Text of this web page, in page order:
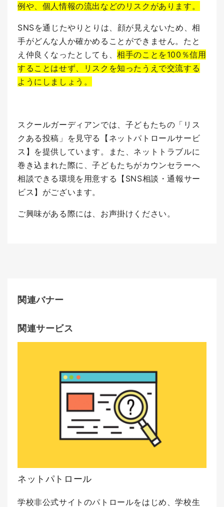
例や、個人情報の流出などのリスクがあります 。
SNSを通じたやりとりは、顔が見えないため、相
手がどんな人か確かめることができません。たと
え仲良くなったとしても、相手のことを100％信用
することはせず、リスクを知ったうえで交流する
ようにしましょう。
スクールガーディアンでは、子どもたちの「リス
クある投稿」を見守る【ネットパトロールサービ
ス】を提供しています。
また、ネットトラブルに
巻き込まれた際に、子どもたちがカウンセラーへ
相談できる環境を用意する【SNS相談・通報サー
ビス】がございます。
ご興味がある際には、お声掛けください。
関連バナー
関連サービス
ネットパトロール
学校非公式サイトのパトロールをはじめ、学校生